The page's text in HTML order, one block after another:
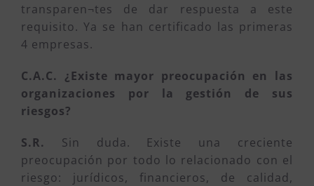
transparen¬tes de dar respuesta a este
requisito. Ya se han certificado las primeras
4 empresas.
C.A.C. ¿Existe mayor preocupación en las
organizaciones por la gestión de sus
riesgos?
S.R. Sin duda. Existe una creciente
preocupación por todo lo relacionado con el
riesgo: jurídicos, financieros, de calidad,